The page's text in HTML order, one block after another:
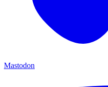
Mastodon